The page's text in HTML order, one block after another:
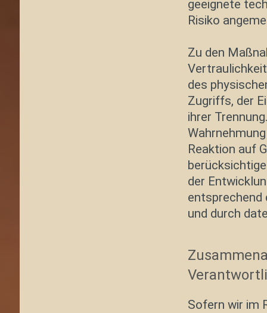
geeignete
Risiko
Zu den
des
Zugriffs, der
ihrer
Reaktion auf
der
entsprechend
und durch
Sofern wir im